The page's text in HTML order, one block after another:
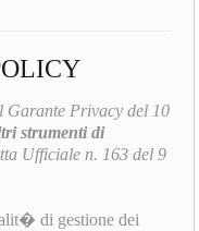
Garante Privacy del 10
strumenti di
Ufficiale n. 163 del 9
di gestione dei